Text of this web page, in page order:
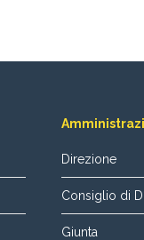
Direzione
Consiglio di
Giunta